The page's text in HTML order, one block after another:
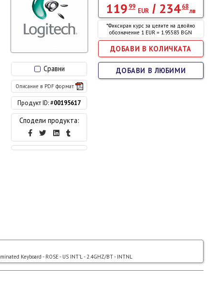
Сравни
Описание в PDF формат
Продукт ID: #00195617
Сподели продукта:
119 99
EUR/ 23468
лв
*Фиксиран курс за целите на двойно
обозначение 1 EUR = 1.95583 BGN
ДОБАВИ В ЛЮБИМИ
Keyboard - ROSE - US INT'L - 2.4GHZ/BT - INTNL